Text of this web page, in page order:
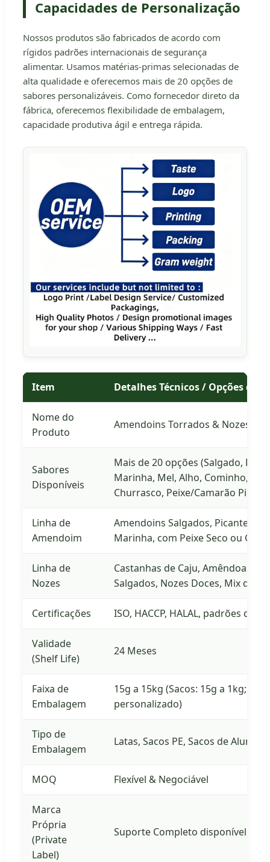
Capacidades de Personalização
Nossos produtos são fabricados de acordo com
rígidos padrões internacionais de segurança
alimentar. Usamos matérias-primas selecionadas de
alta qualidade e oferecemos mais de 20 opções de
sabores personalizáveis. Como fornecedor direto da
fábrica, oferecemos flexibilidade de embalagem,
capacidade produtiva ágil e entrega rápida.
Item Detalhes Técnicos / Opções de
Nome do
Produto
Amendoins Torrados & Nozes
Sabores
Disponíveis
Mais de 20 opções (Salgado,
Marinha, Mel, Alho, Cominho,
Churrasco, Peixe/Camarão
Linha de
Amendoim
Amendoins Salgados, Picantes,
Marinha, com Peixe Seco ou
Linha de
Nozes
Castanhas de Caju, Amêndoas
Salgados, Nozes Doces, Mix de
Certificações ISO, HACCP, HALAL, padrões da
Validade
(Shelf Life)
24 Meses
Faixa de
Embalagem
15g a 15kg (Sacos: 15g a 1kg;
personalizado)
Tipo de
Embalagem
Latas, Sacos PE, Sacos de
MOQ Flexível & Negociável
Marca
Própria
(Private
Label)
Suporte Completo disponível